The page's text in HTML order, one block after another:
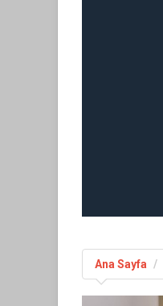
Ana Sayfa